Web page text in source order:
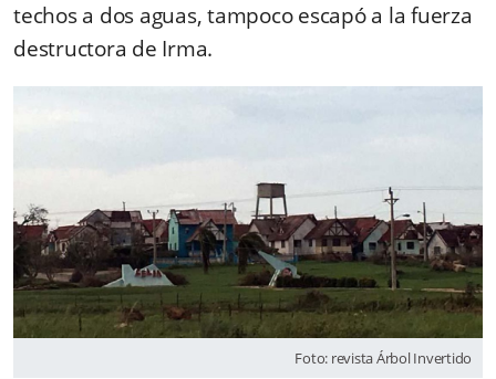
techos a dos aguas, tampoco escapó a la fuerza
destructora de Irma.
Foto: revista Árbol Invertido